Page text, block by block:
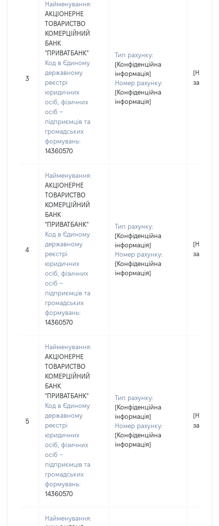
3
Найменування:
АКЦІОНЕРНЕ
ТОВАРИСТВО
КОМЕРЦІЙНИЙ
БАНК
"ПРИВАТБАНК"
Код в Єдиному
державному
реєстрі
юридичних
осіб, фізичних
осіб –
підприємців та
громадських
формувань:
14360570
Тип рахунку:
[Конфіденційна
інформація]
Номер рахунку:
[Конфіденційна
інформація]
[Не
4
Найменування:
АКЦІОНЕРНЕ
ТОВАРИСТВО
КОМЕРЦІЙНИЙ
БАНК
"ПРИВАТБАНК"
Код в Єдиному
державному
реєстрі
юридичних
осіб, фізичних
осіб –
підприємців та
громадських
формувань:
14360570
Тип рахунку:
[Конфіденційна
інформація]
Номер рахунку:
[Конфіденційна
інформація]
[Не
5
Найменування:
АКЦІОНЕРНЕ
ТОВАРИСТВО
КОМЕРЦІЙНИЙ
БАНК
"ПРИВАТБАНК"
Код в Єдиному
державному
реєстрі
юридичних
осіб, фізичних
осіб –
підприємців та
громадських
формувань:
14360570
Тип рахунку:
[Конфіденційна
інформація]
Номер рахунку:
[Конфіденційна
інформація]
[Не
Найменування: